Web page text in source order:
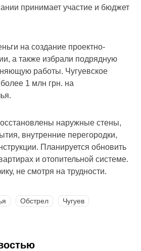
принимает участие и бюджет
на создание проектно-
а также избрали подрядную
работы. Чугуевское
1 млн грн. на
наружные стены,
внутренние перегородки,
Планируется обновить
и отопительной системе.
не смотря на трудности.
Обстрел Чугуев